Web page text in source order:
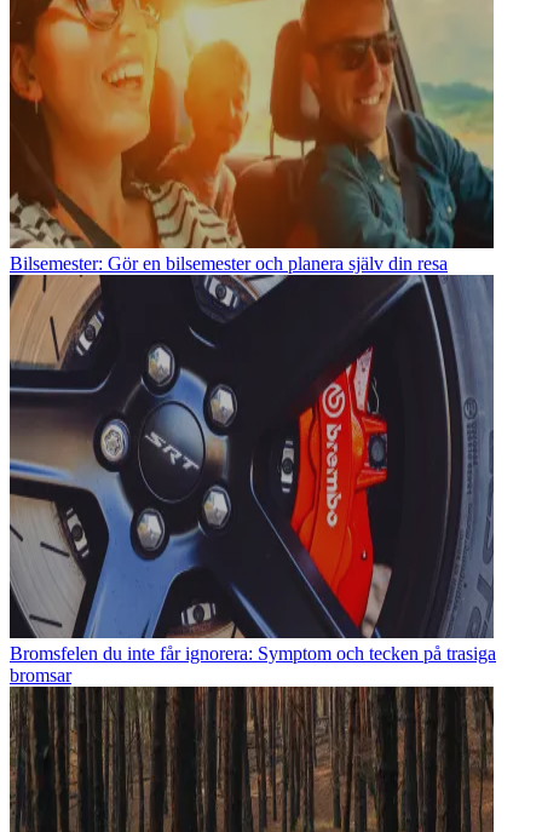
Bilsemester: Gör en bilsemester och planera själv din resa
Bromsfelen du inte får ignorera: Symptom och tecken på trasiga
bromsar